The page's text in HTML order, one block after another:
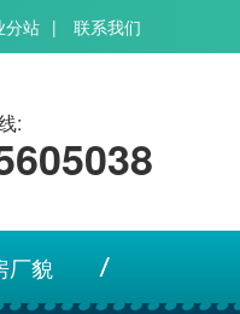
分站 | 联系我们
:
厂貌